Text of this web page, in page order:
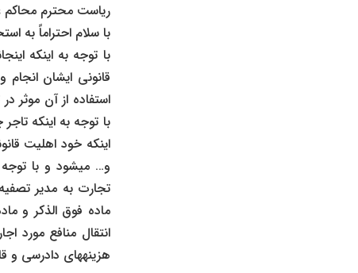
ریاست محترم محاکم
با سلام احتراماً به
با توجه به اینکه
استفاده از آن موثر
با توجه به اینکه
اینکه خود اهلیت
تجارت به مدیر
انتقال منافع مورد
هزینههای دادرسی و